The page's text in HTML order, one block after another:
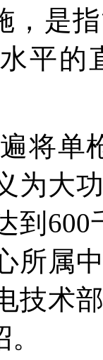
，是
平的
将单
为大
到600
所属
技术